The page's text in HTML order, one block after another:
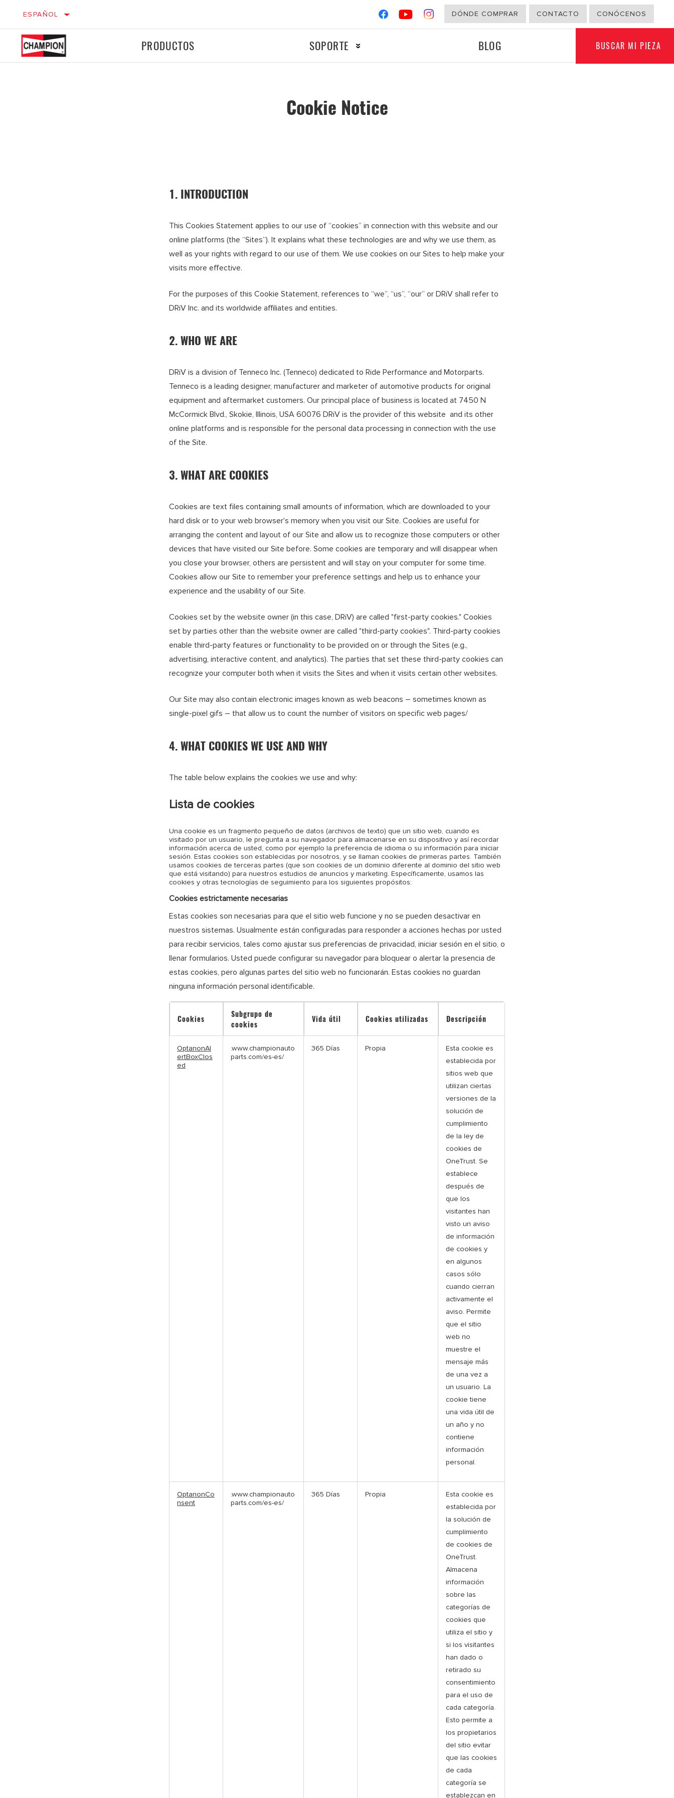
ESPAÑOL DÓNDE COMPRAR CONTACTO CONÓCENOS
PRODUCTOS
MOTOCICLETAS
SOPORTE BLOG BUSCAR MI PIEZA
Cookie Notice
1. INTRODUCTION
This Cookies Statement applies to our use of “cookies” in connection with this website and our
online platforms (the “Sites”). It explains what these technologies are and why we use them, as
well as your rights with regard to our use of them. We use cookies on our Sites to help make your
visits more effective.
For the purposes of this Cookie Statement, references to “we”, “us”, “our” or DRiV shall refer to
DRiV Inc. and its worldwide affiliates and entities.
2. WHO WE ARE
DRiV is a division of Tenneco Inc. (Tenneco) dedicated to Ride Performance and Motorparts.
Tenneco is a leading designer, manufacturer and marketer of automotive products for original
equipment and aftermarket customers. Our principal place of business is located at 7450 N
McCormick Blvd., Skokie, Illinois, USA 60076 DRiV is the provider of this website and its other
online platforms and is responsible for the personal data processing in connection with the use
of the Site.
3. WHAT ARE COOKIES
Cookies are text files containing small amounts of information, which are downloaded to your
hard disk or to your web browser's memory when you visit our Site. Cookies are useful for
arranging the content and layout of our Site and allow us to recognize those computers or other
devices that have visited our Site before. Some cookies are temporary and will disappear when
you close your browser, others are persistent and will stay on your computer for some time.
Cookies allow our Site to remember your preference settings and help us to enhance your
experience and the usability of our Site.
Cookies set by the website owner (in this case, DRiV) are called "first-party cookies." Cookies
set by parties other than the website owner are called "third-party cookies". Third-party cookies
enable third-party features or functionality to be provided on or through the Sites (e.g.,
advertising, interactive content, and analytics). The parties that set these third-party cookies can
recognize your computer both when it visits the Sites and when it visits certain other websites.
Our Site may also contain electronic images known as web beacons – sometimes known as
single-pixel gifs – that allow us to count the number of visitors on specific web pages/
4. WHAT COOKIES WE USE AND WHY
The table below explains the cookies we use and why:
Lista de cookies
Una cookie es un fragmento pequeño de datos (archivos de texto) que un sitio web, cuando es
visitado por un usuario, le pregunta a su navegador para almacenarse en su dispositivo y así recordar
información acerca de usted, como por ejemplo la preferencia de idioma o su información para iniciar
sesión. Estas cookies son establecidas por nosotros, y se llaman cookies de primeras partes. También
usamos cookies de terceras partes (que son cookies de un dominio diferente al dominio del sitio web
que está visitando) para nuestros estudios de anuncios y marketing. Específicamente, usamos las
cookies y otras tecnologías de seguimiento para los siguientes propósitos:
Cookies estrictamente necesarias
Estas cookies son necesarias para que el sitio web funcione y no se pueden desactivar en
nuestros sistemas. Usualmente están configuradas para responder a acciones hechas por usted
para recibir servicios, tales como ajustar sus preferencias de privacidad, iniciar sesión en el sitio, o
llenar formularios. Usted puede configurar su navegador para bloquear o alertar la presencia de
estas cookies, pero algunas partes del sitio web no funcionarán. Estas cookies no guardan
ninguna información personal identificable.
estrictamente
necesarias
Cookies
Subgrupo de
cookies
Vida útil Cookies utilizadas Descripción
OptanonAl
ertBoxClos
ed
.www.championauto
parts.com/es-es/
365 Días Propia
Esta cookie es
establecida por
sitios web que
utilizan ciertas
versiones de la
solución de
cumplimiento
de la ley de
cookies de
OneTrust. Se
establece
después de
que los
visitantes han
visto un aviso
de información
de cookies y
en algunos
casos sólo
cuando cierran
activamente el
aviso. Permite
que el sitio
web no
muestre el
mensaje más
de una vez a
un usuario. La
cookie tiene
una vida útil de
un año y no
contiene
información
personal.
OptanonCo
nsent
.www.championauto
parts.com/es-es/
365 Días Propia
Esta cookie es
establecida por
la solución de
cumplimiento
de cookies de
OneTrust.
Almacena
información
sobre las
categorías de
cookies que
utiliza el sitio y
si los visitantes
han dado o
retirado su
consentimiento
para el uso de
cada categoría.
Esto permite a
los propietarios
del sitio evitar
que las cookies
de cada
categoría se
establezcan en